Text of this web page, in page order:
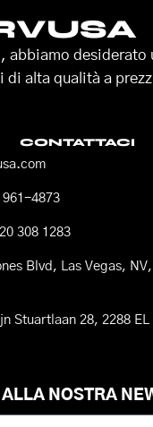
abbiamo desiderato
alta qualità a
CONTATTACI
4873
308 1283
Blvd, Las Vegas,
Stuartlaan 28, 2288
ALLA NOSTRA